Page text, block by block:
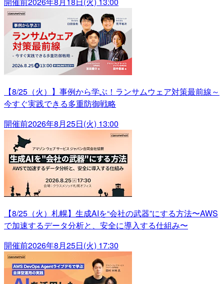
【8/25（火）】事例から学ぶ！ランサムウェア対策最前線～
今すぐ実践できる多重防御戦略
開催前2026年8月25日(火) 13:00
【8/25（火）札幌】生成AIを“会社の武器”にする方法〜AWS
で加速するデータ分析と、安全に導入する仕組み〜
開催前2026年8月25日(火) 17:30